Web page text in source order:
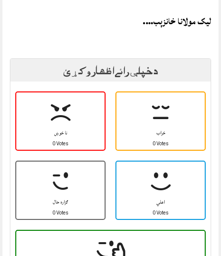
ليک مولانا خانزېب….
د خپلې رائے اظهار وکړئ
نا خوښ
0 Votes
خراب
0 Votes
ګزاره حال
0 Votes
اعلي
0 Votes